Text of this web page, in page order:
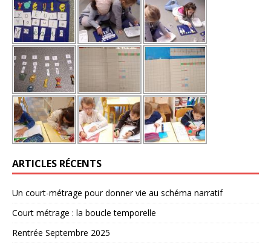
ARTICLES RÉCENTS
Un court-métrage pour donner vie au schéma narratif
Court métrage : la boucle temporelle
Rentrée Septembre 2025